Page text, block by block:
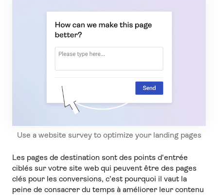
Use a website survey to optimize your landing pages
Les pages de destination sont des points d'entrée
ciblés sur votre site web qui peuvent être des pages
clés pour les conversions, c'est pourquoi il vaut la
peine de consacrer du temps à améliorer leur contenu